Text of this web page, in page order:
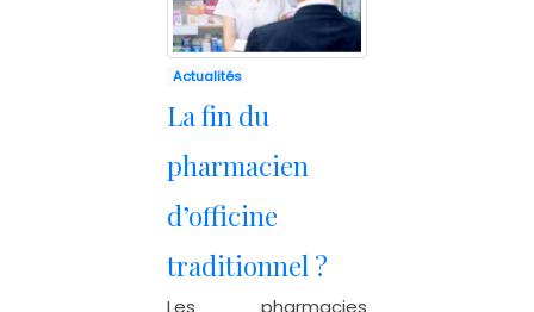
Actualités
La fin du
pharmacien
d’officine
traditionnel ?
Les pharmacies